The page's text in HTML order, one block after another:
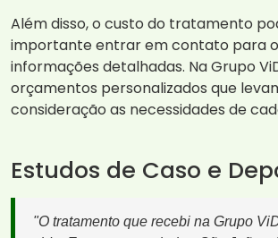
Além disso, o custo do tratamento
importante entrar em contato para
informações detalhadas. Na Grupo
orçamentos personalizados que
consideração as necessidades de
Estudos de Caso e
"O tratamento que recebi na Grupo